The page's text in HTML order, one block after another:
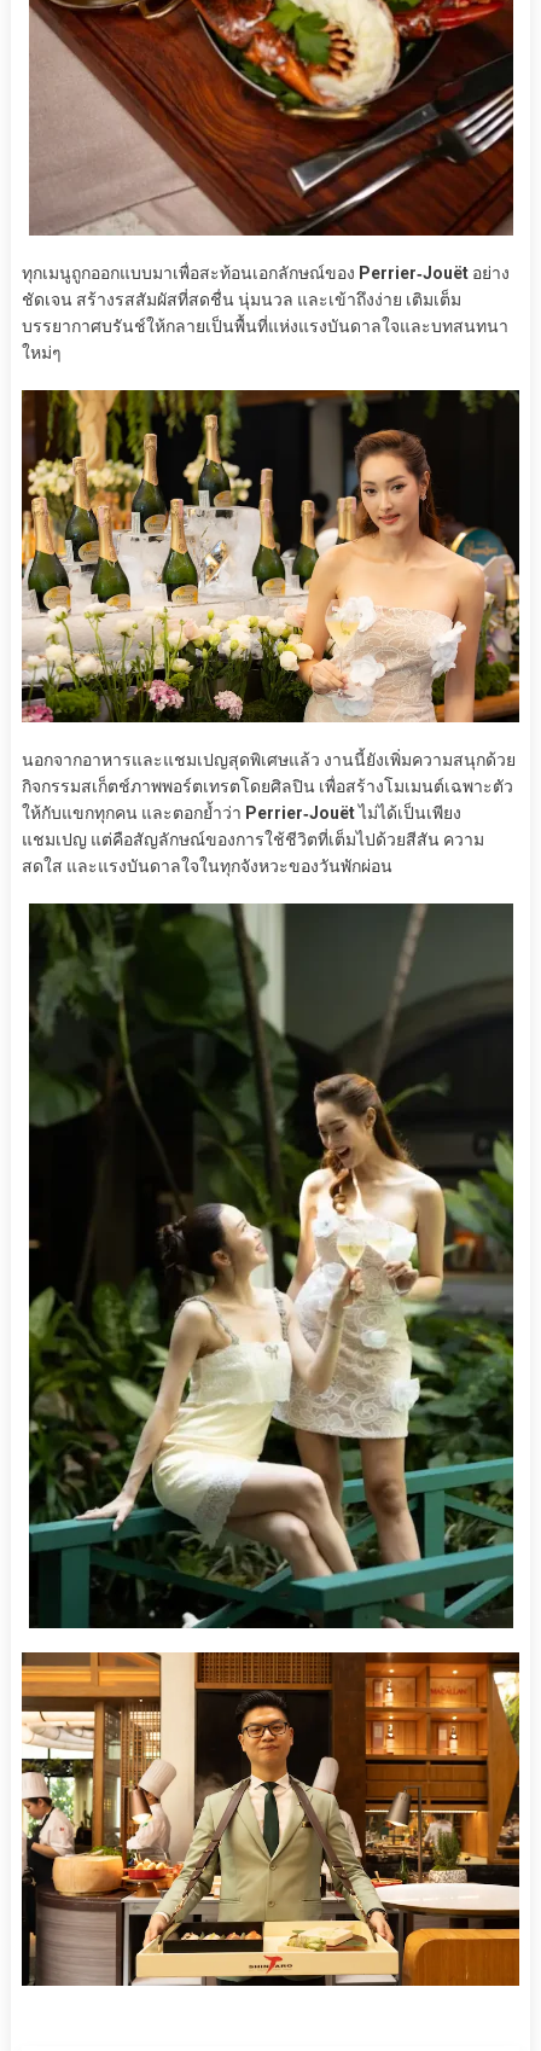
ทุกเมนูถูกออกแบบมาเพื่อสะท้อนเอกลักษณ์ของ Perrier‑Jouëtอย่าง
ชัดเจน สร้างรสสัมผัสที่สดชื่น นุ่มนวล และเข้าถึงง่าย เติมเต็ม
บรรยากาศบรันช์ให้กลายเป็นพื้นที่แห่งแรงบันดาลใจและบทสนทนา
ใหม่ๆ
นอกจากอาหารและแชมเปญสุดพิเศษแล้ว งานนี้ยังเพิ่มความสนุกด้วย
กิจกรรมสเก็ตช์ภาพพอร์ตเทรตโดยศิลปิน เพื่อสร้างโมเมนต์เฉพาะตัว
ให้กับแขกทุกคน และตอกย้ำว่า Perrier‑Jouëtไม่ได้เป็นเพียง
แชมเปญ แต่คือสัญลักษณ์ของการใช้ชีวิตที่เต็มไปด้วยสีสัน ความ
สดใส และแรงบันดาลใจในทุกจังหวะของวันพักผ่อน